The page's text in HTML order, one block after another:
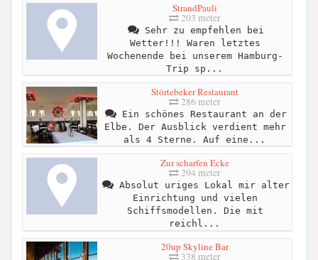
StrandPauli
203 meter
Sehr zu empfehlen bei
Wetter!!! Waren letztes
Wochenende bei unserem Hamburg-
Trip sp...
Störtebeker Restaurant
286 meter
Ein schönes Restaurant an der
Elbe. Der Ausblick verdient mehr
als 4 Sterne. Auf eine...
Zur scharfen Ecke
294 meter
Absolut uriges Lokal mir alter
Einrichtung und vielen
Schiffsmodellen. Die mit
reichl...
20up Skyline Bar
338 meter